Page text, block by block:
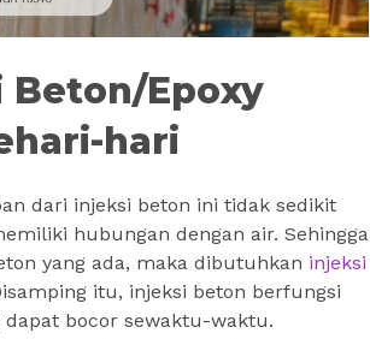
Beton/Epoxy
hari
dari injeksi beton ini tidak sedikit
hubungan dengan air. Sehingga
yang ada, maka dibutuhkan injeksi
itu, injeksi beton berfungsi
bocor sewaktu-waktu.